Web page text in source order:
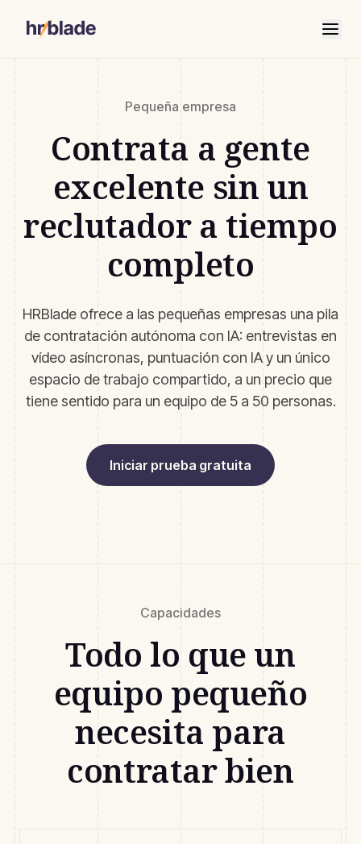
Pequeña empresa
Contrata a gente
excelente sin un
reclutador a tiempo
completo
HRBlade ofrece a las pequeñas empresas una pila
de contratación autónoma con IA: entrevistas en
vídeo asíncronas, puntuación con IA y un único
espacio de trabajo compartido, a un precio que
tiene sentido para un equipo de 5 a 50 personas.
Iniciar prueba gratuita
Capacidades
Todo lo que un
equipo pequeño
necesita para
contratar bien